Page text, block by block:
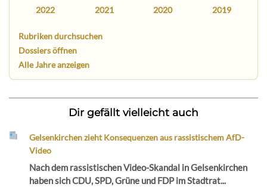
2022 2021 2020 2019
Rubriken durchsuchen
Dossiers öffnen
Alle Jahre anzeigen
Dir gefällt vielleicht auch
Gelsenkirchen zieht Konsequenzen aus rassistischem AfD-
Video
Nach dem rassistischen Video-Skandal in Gelsenkirchen
haben sich CDU, SPD, Grüne und FDP im Stadtrat...